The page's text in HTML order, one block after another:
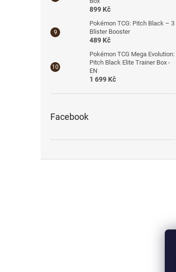
899 Kč
Pokémon TCG: Pitch Black – 3
Blister Booster
489 Kč
Pokémon TCG Mega Evolution:
Pitch Black Elite Trainer Box -
EN
1 699 Kč
Facebook